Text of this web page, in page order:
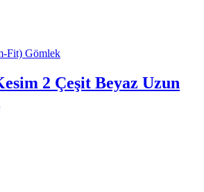
Fit) Gömlek
2 Çeşit Beyaz Uzun